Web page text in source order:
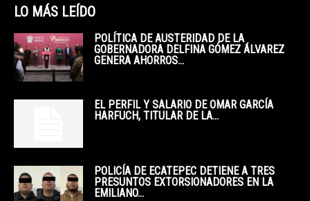
LO MÁS LEÍDO
POLÍTICA DE AUSTERIDAD DE LA
GOBERNADORA DELFINA GÓMEZ ÁLVAREZ
GENERA AHORROS...
EL PERFIL Y SALARIO DE OMAR GARCÍA
HARFUCH, TITULAR DE LA...
POLICÍA DE ECATEPEC DETIENE A TRES
PRESUNTOS EXTORSIONADORES EN LA
EMILIANO...